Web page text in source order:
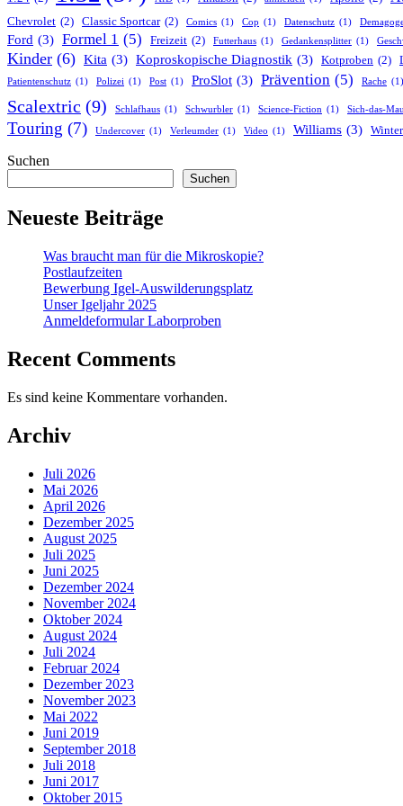
Chevrolet (2) Classic Sportcar (2) Comics (1) Cop (1) Datenschutz (1)
Ford (3) Formel 1 (5) Freizeit (2) Futterhaus (1) Gedankensplitter (1)
Kinder (6) Kita (3) Koproskopische Diagnostik (3) Kotproben (2)
Patientenschutz (1) Polizei (1) Post (1) ProSlot (3) Prävention (5) Rache (1)
Scalextric (9) Schlafhaus (1) Schwurbler (1) Science-Fiction (1) Sich-das-
Touring (7) Undercover (1) Verleumder (1) Video (1) Williams (3) Winter
Suchen
Suchen
Neueste Beiträge
Was braucht man für die Mikroskopie?
Postlaufzeiten
Bewerbung Igel-Auswilderungsplatz
Unser Igeljahr 2025
Anmeldeformular Laborproben
Recent Comments
Es sind keine Kommentare vorhanden.
Archiv
Juli 2026
Mai 2026
April 2026
Dezember 2025
August 2025
Juli 2025
Juni 2025
Dezember 2024
November 2024
Oktober 2024
August 2024
Juli 2024
Februar 2024
Dezember 2023
November 2023
Mai 2022
Juni 2019
September 2018
Juli 2018
Juni 2017
Oktober 2015